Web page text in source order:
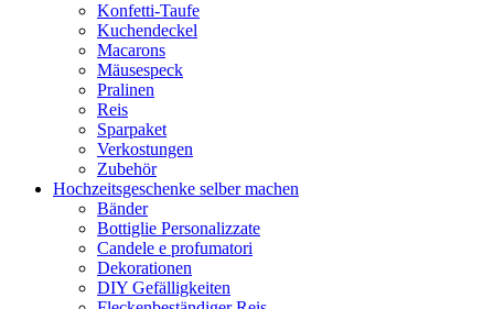
Konfetti-Taufe
Kuchendeckel
Macarons
Mäusespeck
Pralinen
Reis
Sparpaket
Verkostungen
Zubehör
Hochzeitsgeschenke selber machen
Bänder
Bottiglie Personalizzate
Candele e profumatori
Dekorationen
DIY Gefälligkeiten